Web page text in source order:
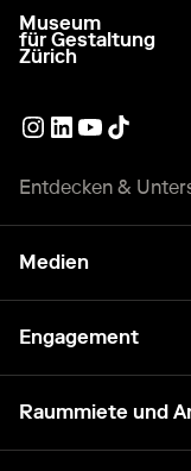
zur Startseite gehen
Museum
für Gestaltung
Zürich
Externer Link
Externer Link
Externer Link
Externer
Entdecken &
Medien
Engagement
Raummiete und